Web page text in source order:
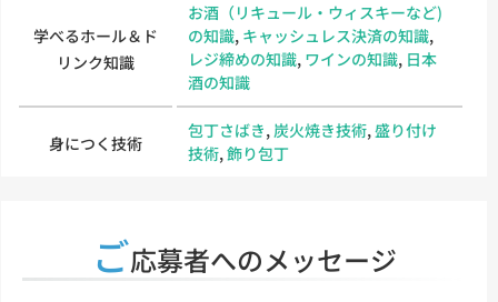
学べるホール＆ド
リンク知識
お酒（リキュール・ウィスキーなど)
の知識, キャッシュレス決済の知識,
レジ締めの知識, ワインの知識, 日本
酒の知識
身につく技術
包丁さばき,炭火焼き技術,盛り付け
技術,飾り包丁
ご応募者へのメッセージ